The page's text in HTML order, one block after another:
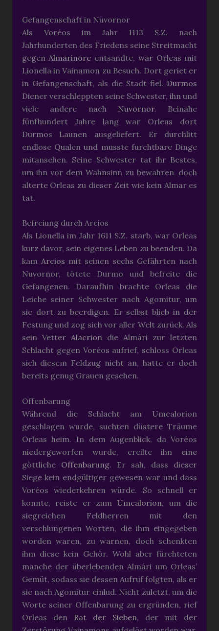
Gefangenschaft in Nuvornor
Als Voréos im Jahr 1113 S.Z. nach
Jahrhunderten des Friedens seine Streitmacht
gegen Almarinore entsandte, war Orleas mit
Lionella in Vainamon zu Besuch. Dort geriet er
in Gefangenschaft, als die Stadt fiel. Durmos
Diener verschleppten seine Schwester, ihn und
viele andere nach Nuvornor. Beinahe
fünfhundert Jahre lang war Orleas dort
Durmos Launen ausgeliefert. Er durchlitt
endlose Qualen und musste furchtbare Dinge
mitansehen. Seine Schwester tat ihr Bestes,
um ihn vor dem Wahnsinn zu bewahren, doch
alterte Orleas zu dieser Zeit wie kein Almar es
tat.
Befreiung durch Arcios
Als Lionella im Jahr 1611 S.Z. starb, war Orleas
kurz davor, sein eigenes Leben zu beenden. Da
kam Arcios mit seinen sechs Gefährten nach
Nuvornor, tötete Durmo und befreite die
Gefangenen. Daraufhin brachte Orleas die
Leiche seiner Schwester nach Agomitur, um
sie dort zu beerdigen. Er selbst blieb in der
Festung und zog sich vor aller Welt zurück. Als
sein Vetter Alacriondie Almári zur letzten
Schlacht gegen Voréos aufrief, schloss Orleas
sich diesem Feldzug nicht an, hatte er doch
bereits genug Grauen gesehen.
Offenbarung
Während die Schlacht am Umcalorion
geschlagen wurde, suchten düstere Träume
Orleas heim. In dem Augenblick, da Voréos
niedergeworfen wurde, ereilte ihn eine
göttliche Offenbarung. Er sah, dass dieser
Siege kein endgültiger gewesen war und dass
Voréos wiederkehren würde. So schnell er
konnte, reiste er zum Umcalorion, um die
siegreichen Feldherren mit den
verschlungenen Worten, die ihm eingegeben
worden waren, zu warnen, doch schenkten
ihm diese kein Gehör. Wohl aber fürchteten
manche der überlebenden Almári um Orleas’
Gemüt, sodass sie dessen Aufruf folgten, als er
sie nach Agomitur einlud. Nicht zuletzt, um die
Worte seiner Offenbarung zu ergründen, rief
Orleas den Rat der Sieben, der mit der